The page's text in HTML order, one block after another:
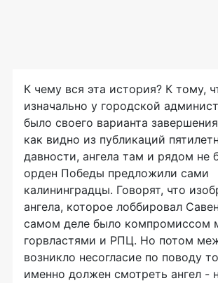
К чему вся эта история? К тому,
изначально у городской
было своего варианта
как видно из публикаций
давности, ангела там и рядом не
орден Победы предложили сами
калининградцы. Говорят, что
ангела, которое лоббировал
самом деле было компромиссом
горвластями и РПЦ. Но потом
возникло несогласие по поводу
именно должен смотреть ангел -